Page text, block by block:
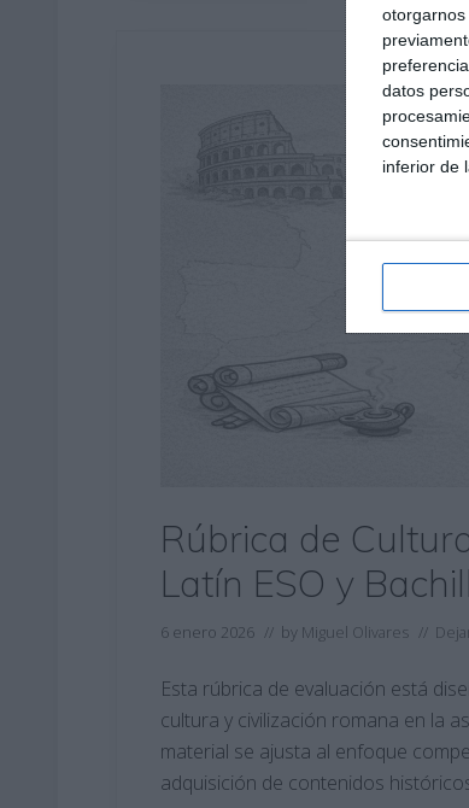
datos
inferior de
Rúbrica de
Latín ESO y
6 enero 2026 // by Miguel Olivares //
Esta rúbrica de evaluación está
cultura y civilización romana en la
material se ajusta al enfoque
adquisición de contenidos